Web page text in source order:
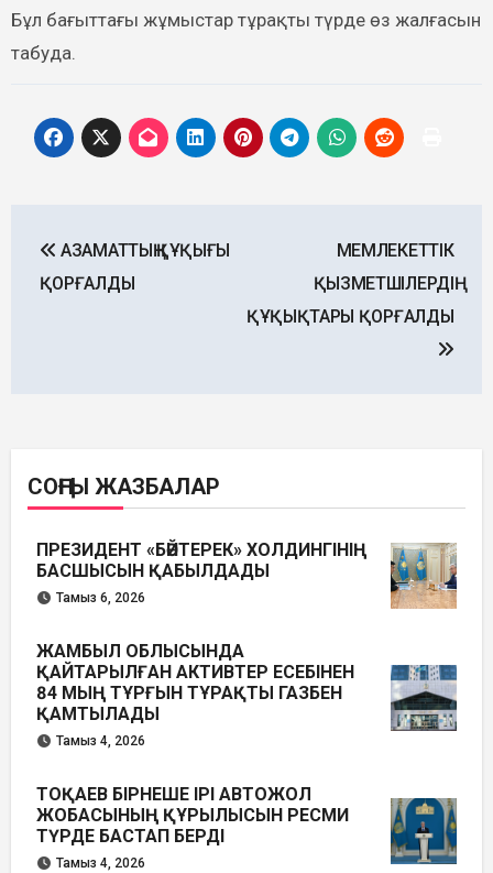
Бұл бағыттағы жұмыстар тұрақты түрде өз жалғасын
табуда.
navigation
АЗАМАТТЫҢ ҚҰҚЫҒЫ
ҚОРҒАЛДЫ
МЕМЛЕКЕТТІК
ҚЫЗМЕТШІЛЕРДІҢ
ҚҰҚЫҚТАРЫ ҚОРҒАЛДЫ
СОҢҒЫ ЖАЗБАЛАР
ПРЕЗИДЕНТ «БӘЙТЕРЕК» ХОЛДИНГІНІҢ
БАСШЫСЫН ҚАБЫЛДАДЫ
Тамыз 6, 2026
ЖАМБЫЛ ОБЛЫСЫНДА
ҚАЙТАРЫЛҒАН АКТИВТЕР ЕСЕБІНЕН
84 МЫҢ ТҰРҒЫН ТҰРАҚТЫ ГАЗБЕН
ҚАМТЫЛАДЫ
Тамыз 4, 2026
ТОҚАЕВ БІРНЕШЕ ІРІ АВТОЖОЛ
ЖОБАСЫНЫҢ ҚҰРЫЛЫСЫН РЕСМИ
ТҮРДЕ БАСТАП БЕРДІ
Тамыз 4, 2026